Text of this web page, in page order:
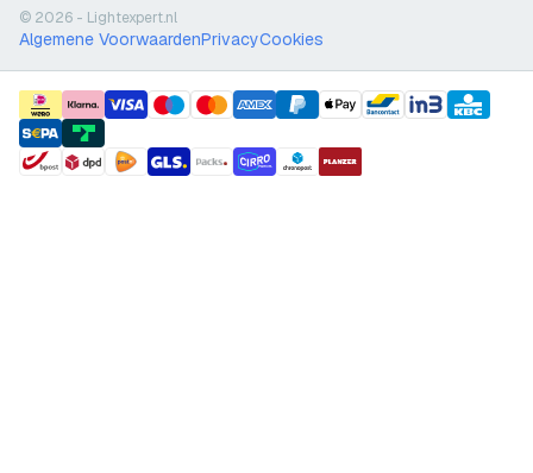
© 2026 - Lightexpert.nl
Algemene VoorwaardenPrivacyCookies
payment methods
shipment methods